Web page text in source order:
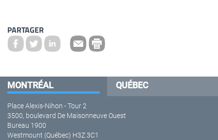
PARTAGER
MONTRÉAL QUÉBEC
Place Alexis-Nihon - Tour 2
3500, boulevard De Maisonneuve Ouest
Bureau 1900
Westmount (Québec) H3Z 3C1